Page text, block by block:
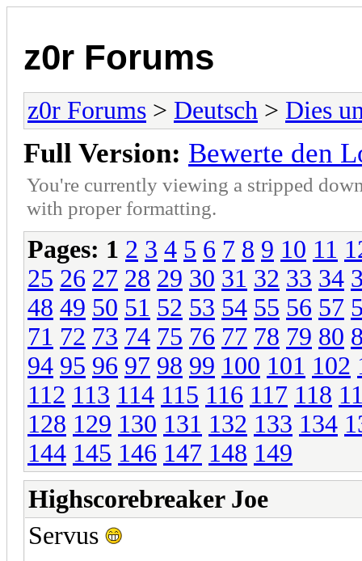
z0r Forums
z0r Forums > Deutsch > Dies
Full Version: Bewerte den
You're currently viewing a stripped
with proper formatting.
Pages: 1 2 3 4 5 6 7 8 9 10 11
25 26 27 28 29 30 31 32 33 34
48 49 50 51 52 53 54 55 56 57
71 72 73 74 75 76 77 78 79 80
94 95 96 97 98 99 100 101 102
112 113 114 115 116 117 118
128 129 130 131 132 133 134
144 145 146 147 148 149
Highscorebreaker Joe
Servus